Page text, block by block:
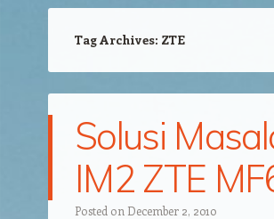
Tag Archives: ZTE
Solusi
IM2 ZTE
Posted on December 2, 2010